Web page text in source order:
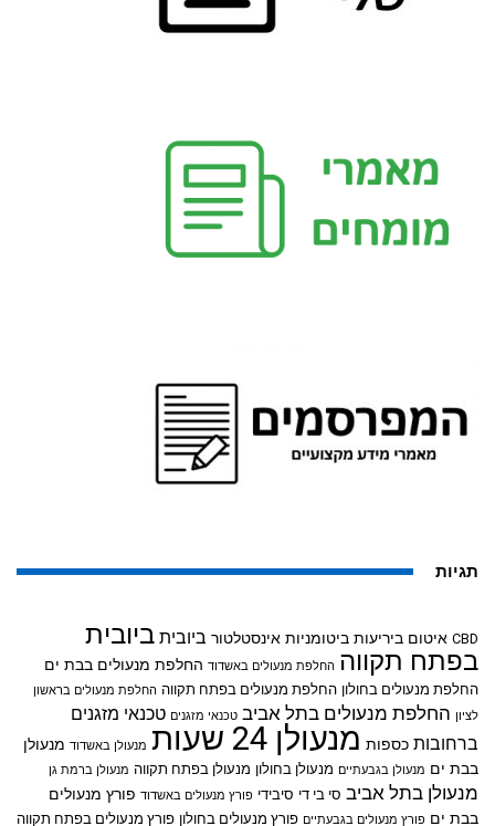
תגיות
CBD איטום ביריעות ביטומניות אינסטלטור ביובית ביובית
בפתח תקווה החלפת מנעולים באשדוד החלפת מנעולים בבת ים
החלפת מנעולים בחולון החלפת מנעולים בפתח תקווה החלפת מנעולים בראשון
לציון החלפת מנעולים בתל אביב טכנאי מזגנים טכנאי מזגנים
ברחובות כספות מנעולן 24 שעות מנעולן באשדוד מנעולן
בבת ים מנעולן בגבעתיים מנעולן בחולון מנעולן בפתח תקווה מנעולן ברמת גן
מנעולן בתל אביב סי בי די סיבידי פורץ מנעולים באשדוד פורץ מנעולים
בבת ים פורץ מנעולים בגבעתיים פורץ מנעולים בחולון פורץ מנעולים בפתח תקווה